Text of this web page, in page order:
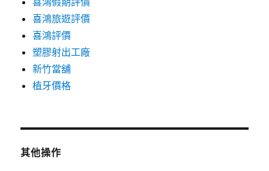
喜鴻旅遊評價
喜鴻評價
塑膠射出工廠
新竹當舖
植牙價格
其他操作